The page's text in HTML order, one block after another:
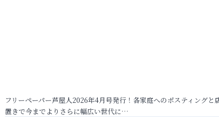
フリーペーパー芦屋人2026年4月号発行！各家庭へのポスティングと
置きで今までよりさらに幅広い世代に…